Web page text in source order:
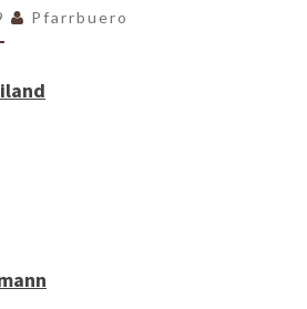
Pfarrbuero